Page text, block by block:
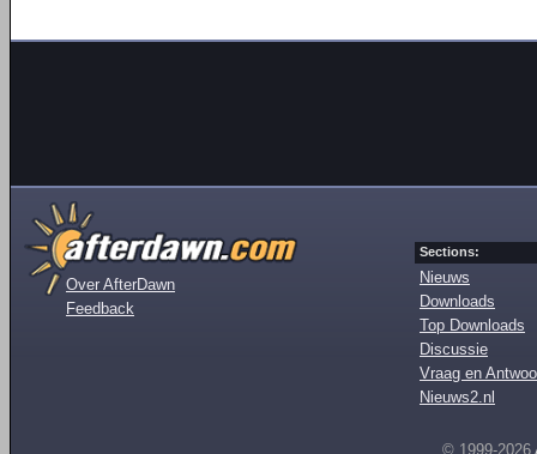
Over AfterDawn
Feedback
Sections:
Nieuws
Downloads
Top Downloads
Discussie
Vraag en
Nieuws2.nl
© 1999-2026